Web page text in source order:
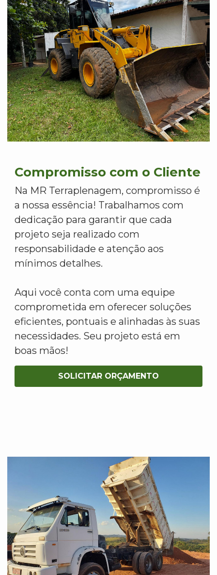
Compromisso com o Cliente
Na MR Terraplenagem, compromisso é
a nossa essência! Trabalhamos com
dedicação para garantir que cada
projeto seja realizado com
responsabilidade e atenção aos
mínimos detalhes.
Aqui você conta com uma equipe
comprometida em oferecer soluções
eficientes, pontuais e alinhadas às suas
necessidades. Seu projeto está em
boas mãos!
SOLICITAR ORÇAMENTO